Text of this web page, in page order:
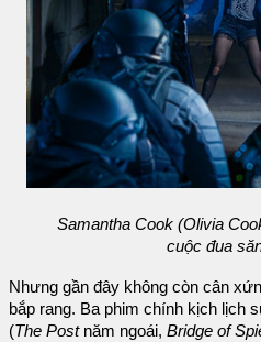
Samantha Cook (Olivia
cuộc đua
Nhưng gần đây không còn cân
bắp rang. Ba phim chính kịch lịch
(The Postnăm ngoái, Bridge of